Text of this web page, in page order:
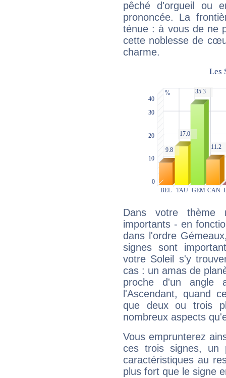
pêché d'orgueil ou
prononcée. La
ténue : à vous de ne
cette noblesse de
charme.
Dans votre thème
importants - en
dans l'ordre
signes sont
votre Soleil s'y
cas : un amas de
proche d'un
l'Ascendant, quand
que deux ou trois
nombreux aspects
Vous emprunterez
ces trois signes, un
caractéristiques au
plus fort que le signe